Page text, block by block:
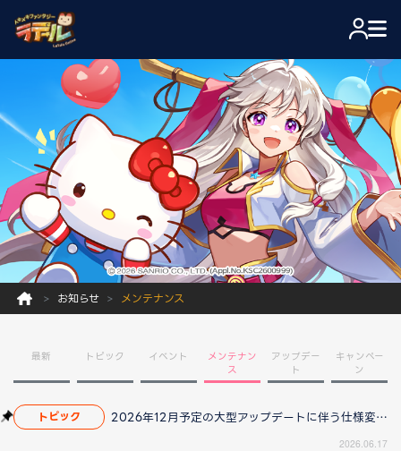
お知らせ メンテナンス
最新 トピック イベント
メンテナン
ス
アップデー
ト
キャンペー
ン
トピック 2026年12月予定の大型アップデートに伴う仕様変更のお知らせ
2026.06.17